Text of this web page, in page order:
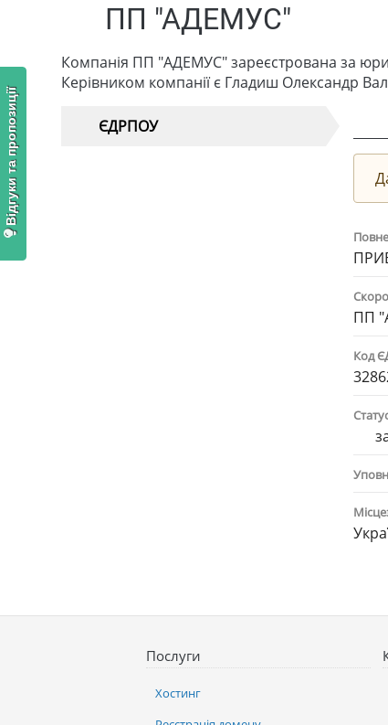
ПП "АДЕМУС"
Компанія ПП "АДЕМУС" зареєстрована за
Керівником компанії є Гладиш Олександр
ЄДРПОУ
ПП
Код
Послуги
Хостинг
Відгуки та пропозиції